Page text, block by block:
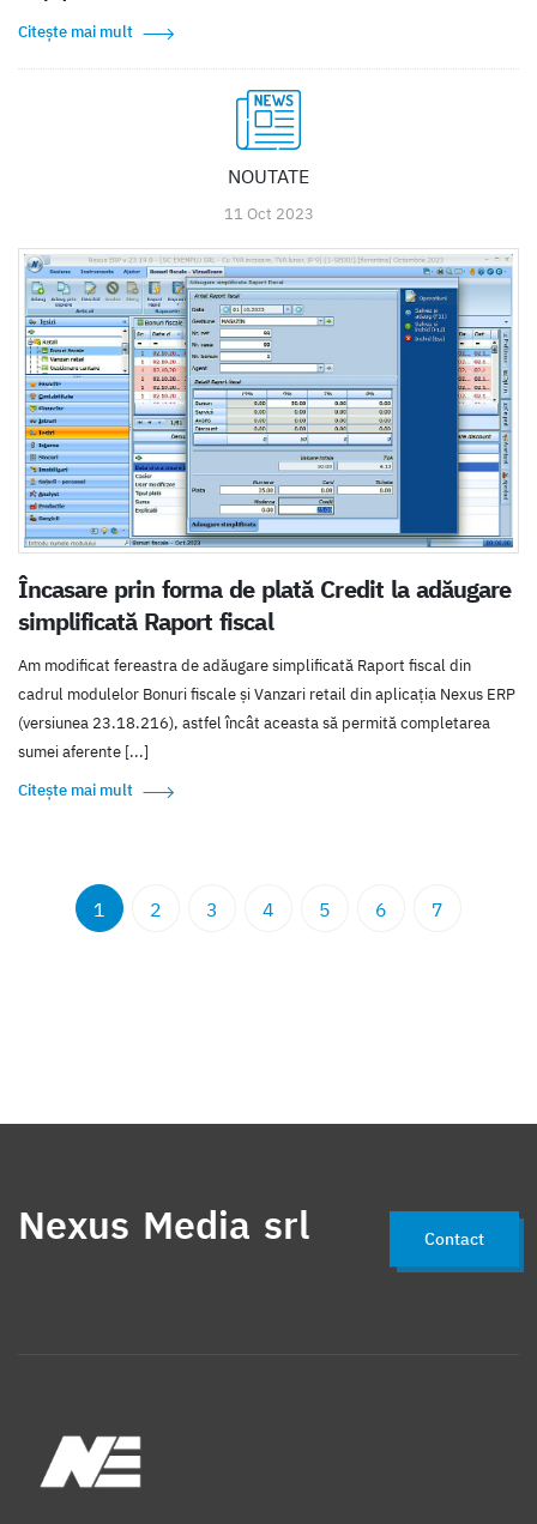
Citește mai mult
NOUTATE
11 Oct 2023
Încasare prin forma de plată Credit la adăugare
simplificată Raport fiscal
Am modificat fereastra de adăugare simplificată Raport fiscal din
cadrul modulelor Bonuri fiscale și Vanzari retail din aplicația Nexus ERP
(versiunea 23.18.216), astfel încât aceasta să permită completarea
sumei aferente [...]
Citește mai mult
1 2 3 4 5 6 7
Nexus Media srl Contact